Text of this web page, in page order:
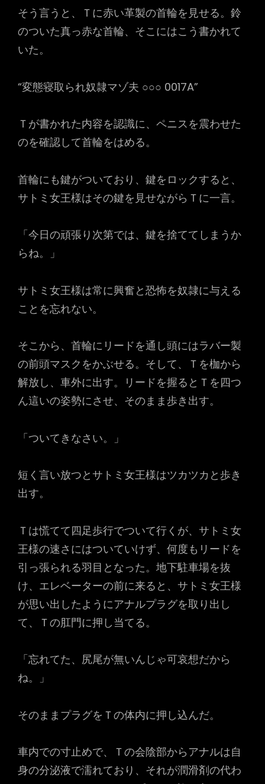
そう言うと、Ｔに赤い革製の首輪を見せる。鈴
のついた真っ赤な首輪、そこにはこう書かれて
いた。
“変態寝取られ奴隷マゾ夫 ○○○ 0017A”
Ｔが書かれた内容を認識に、ペニスを震わせた
のを確認して首輪をはめる。
首輪にも鍵がついており、鍵をロックすると、
サトミ女王様はその鍵を見せながらＴに一言。
「今日の頑張り次第では、鍵を捨ててしまうか
らね。」
サトミ女王様は常に興奮と恐怖を奴隷に与える
ことを忘れない。
そこから、首輪にリードを通し頭にはラバー製
の前頭マスクをかぶせる。そして、Ｔを枷から
解放し、車外に出す。リードを握るとＴを四つ
ん這いの姿勢にさせ、そのまま歩き出す。
「ついてきなさい。」
短く言い放つとサトミ女王様はツカツカと歩き
出す。
Ｔは慌てて四足歩行でついて行くが、サトミ女
王様の速さにはついていけず、何度もリードを
引っ張られる羽目となった。地下駐車場を抜
け、エレベーターの前に来ると、サトミ女王様
が思い出したようにアナルプラグを取り出し
て、Ｔの肛門に押し当てる。
「忘れてた、尻尾が無いんじゃ可哀想だから
ね。」
そのままプラグをＴの体内に押し込んだ。
車内での寸止めで、Ｔの会陰部からアナルは自
身の分泌液で濡れており、それが潤滑剤の代わ